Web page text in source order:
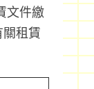
文件繳
租賃